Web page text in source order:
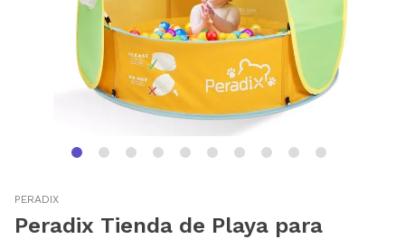
PERADIX
Peradix Tienda de Playa para